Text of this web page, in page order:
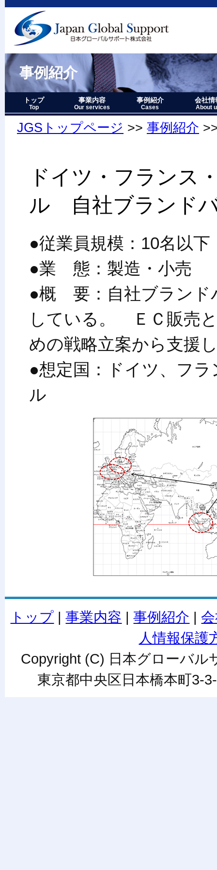
事例紹介
トップ
Top
事業内容
Our services
事業内容－三つの柱
1.グローバルサポート
2.人財育成サポート
3.マーケティングサポート
事業内容要約図
事例紹介
Cases
事例紹介－全件表示
アジア・オセアニア地域
北中南米地域
ヨーロッパ地域
中近東・アフリカ地域
その他複合地域
会社情
About
会社情報
アクセス
沿革
企業理念
代表者略歴
経営七か条
当社のロ
JGSトップページ >> 事例紹介
ドイツ・フランス
ル 自社ブランド
●従業員規模：10名以下
●業 態：製造・小売
●概 要：自社ブランド
している。 ＥＣ販売
めの戦略立案から支援
●想定国：ドイツ、フ
ル
トップ |事業内容 |事例紹介 |
人情報保護
Copyright (C) 日本グローバル
東京都中央区日本橋本町3-